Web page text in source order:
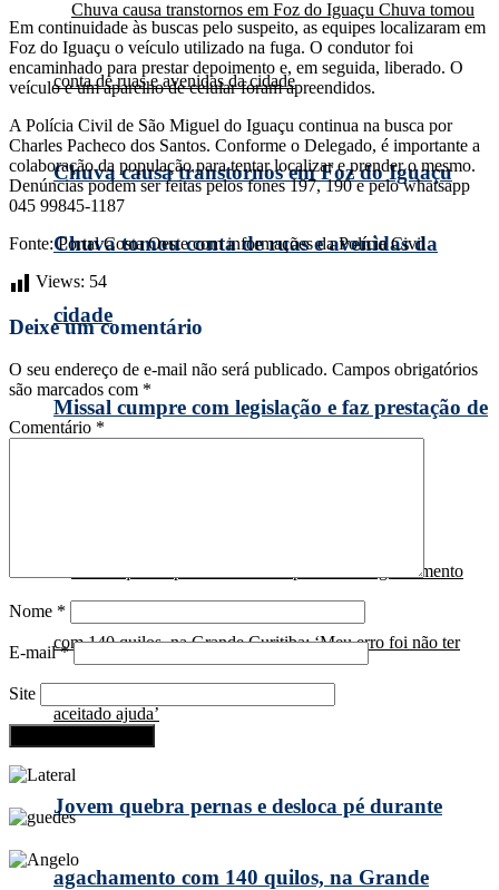
Chuva causa transtornos em Foz do Iguaçu
Chuva tomou conta de ruas e avenidas da
cidade
Missal cumpre com legislação e faz prestação de
Jovem quebra pernas e desloca pé durante
agachamento com 140 quilos, na Grande
Em continuidade às buscas pelo suspeito, as equipes localizaram em
Foz do Iguaçu o veículo utilizado na fuga. O condutor foi
encaminhado para prestar depoimento e, em seguida, liberado. O
veículo e um aparelho de celular foram apreendidos.
A Polícia Civil de São Miguel do Iguaçu continua na busca por
Charles Pacheco dos Santos. Conforme o Delegado, é importante a
colaboração da população para tentar localizar e prender o mesmo.
Denúncias podem ser feitas pelos fones 197, 190 e pelo whatsapp
045 99845-1187
Fonte: Portal Costa Oeste com informações da Polícia Civil
Views: 54
Deixe um comentário
O seu endereço de e-mail não será publicado. Campos obrigatórios
são marcados com *
Comentário *
Nome *
E-mail*
Site